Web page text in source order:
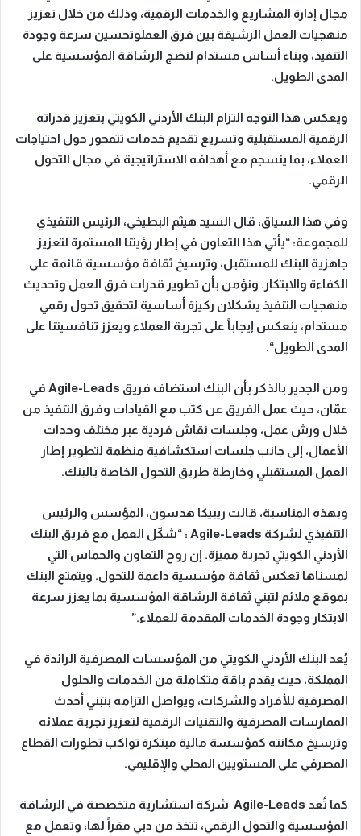
مجال إدارة المشاريع والخدمات الرقمية، وذلك من خلال تعزيز
منهجيات العمل الرشيقة بين فرق العملوتحسين سرعة وجودة
التنفيذ، وبناء أساس مستدام لنضج الرشاقة المؤسسية على
المدى الطويل.
ويعكس هذا التوجه التزام البنك الأردني الكويتي بتعزيز قدراته
الرقمية المستقبلية وتسريع تقديم خدمات تتمحور حول احتياجات
العملاء، بما ينسجم مع أهدافه الاستراتيجية في مجال التحول
الرقمي.
وفي هذا السياق، قال السيد هيثم البطيخي، الرئيس التنفيذي
للمجموعة: “يأتي هذا التعاون في إطار رؤيتنا المستمرة لتعزيز
جاهزية البنك للمستقبل، وترسيخ ثقافة مؤسسية قائمة على
الكفاءة والابتكار. ونؤمن بأن تطوير قدرات فرق العمل وتحديث
منهجيات التنفيذ يشكلان ركيزة أساسية لتحقيق تحول رقمي
مستدام، ينعكس إيجاباً على تجربة العملاء ويعزز تنافسيتنا على
المدى الطويل“
.
ومن الجدير بالذكر بأن البنك استضاف فريق
في
عمّان، حيث عمل الفريق عن كثب مع القيادات وفرق التنفيذ من
خلال ورش عمل، وجلسات نقاش فردية عبر مختلف وحدات
الأعمال، إلى جانب جلسات استكشافية منظمة لتطوير إطار
العمل المستقبلي وخارطة طريق التحول الخاصة بالبنك.
وبهذه المناسبة، قالت ريبيكا هدسون، المؤسس والرئيس
التنفيذي لشركة
: “شكّل العمل مع فريق البنك
الأردني الكويتي تجربة مميزة. إن روح التعاون والحماس التي
لمسناها تعكس ثقافة مؤسسية داعمة للتحول. ويتمتع البنك
بموقع ملائم لتبني ثقافة الرشاقة المؤسسية بما يعزز سرعة
الابتكار وجودة الخدمات المقدمة للعملاء.”
يُعد البنك الأردني الكويتي من المؤسسات المصرفية الرائدة في
المملكة، حيث يقدم باقة متكاملة من الخدمات والحلول
المصرفية للأفراد والشركات، ويواصل التزامه بتبني أحدث
الممارسات المصرفية والتقنيات الرقمية لتعزيز تجربة عملائه
وترسيخ مكانته كمؤسسة مالية مبتكرة تواكب تطورات القطاع
المصرفي على المستويين المحلي والإقليمي.
كما تُعد Agile-Leads شركة استشارية متخصصة في الرشاقة
المؤسسية والتحول الرقمي، تتخذ من دبي مقراً لها، وتعمل مع